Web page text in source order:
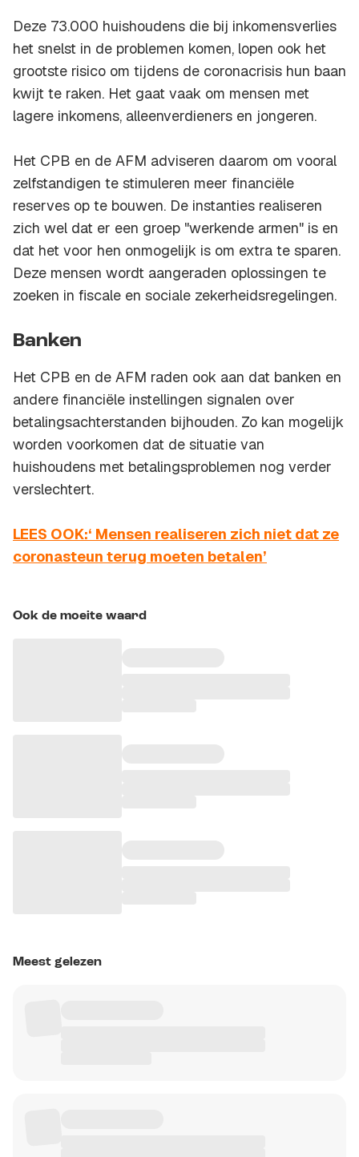
Deze 73.000 huishoudens die bij inkomensverlies
het snelst in de problemen komen, lopen ook het
grootste risico om tijdens de coronacrisis hun baan
kwijt te raken. Het gaat vaak om mensen met
lagere inkomens, alleenverdieners en jongeren.
Het CPB en de AFM adviseren daarom om vooral
zelfstandigen te stimuleren meer financiële
reserves op te bouwen. De instanties realiseren
zich wel dat er een groep "werkende armen" is en
dat het voor hen onmogelijk is om extra te sparen.
Deze mensen wordt aangeraden oplossingen te
zoeken in fiscale en sociale zekerheidsregelingen.
Banken
Het CPB en de AFM raden ook aan dat banken en
andere financiële instellingen signalen over
betalingsachterstanden bijhouden. Zo kan mogelijk
worden voorkomen dat de situatie van
huishoudens met betalingsproblemen nog verder
verslechtert.
LEES OOK:‘ Mensen realiseren zich niet dat ze
coronasteun terug moeten betalen’
Ook de moeite waard
Meest gelezen